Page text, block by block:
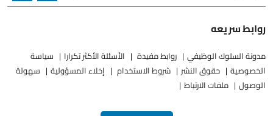
روابط سريعه
مدونة السلوك الوظيفي روابط مفيدة الأسئلة الأكثر تكرارا
سياسة
الخصوصية
حقوق النشر شروط الاستخدام إخلاء المسؤولية
سهولة
الوصول
ملفات الارتباط